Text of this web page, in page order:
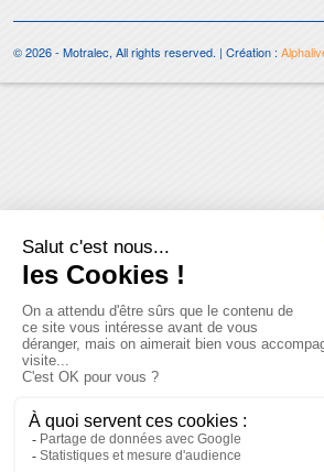
© 2026 - Motralec, All rights reserved. | Création :